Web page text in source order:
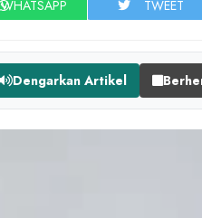
WHATSAPP TWEET
Dengarkan Artikel